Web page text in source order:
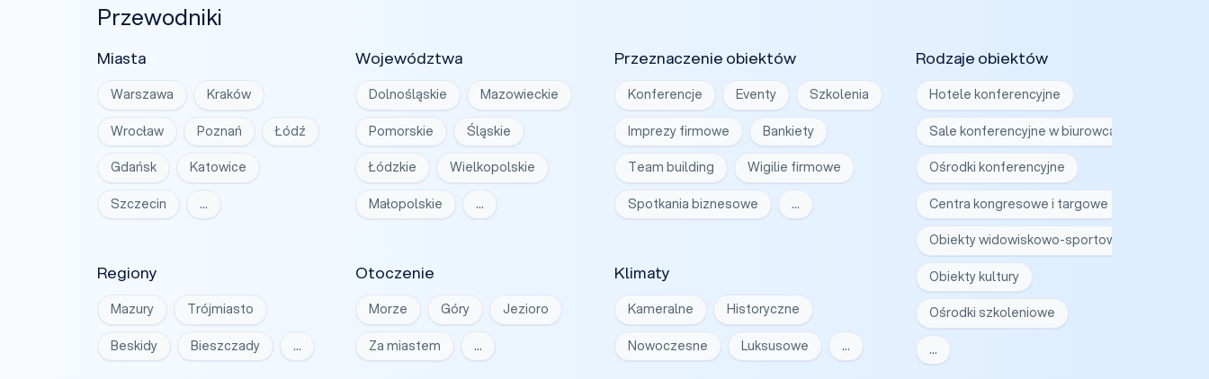
Przewodniki
Miasta
Warszawa Kraków
Wrocław Poznań Łódź
Gdańsk Katowice
Szczecin …
Województwa
Dolnośląskie Mazowieckie
Pomorskie Śląskie
Łódzkie Wielkopolskie
Małopolskie …
Regiony
Mazury Trójmiasto
Beskidy Bieszczady …
Otoczenie
Morze Góry Jezioro
Za miastem …
Klimaty
Kameralne Historyczne
Nowoczesne Luksusowe …
Przeznaczenie obiektów
Konferencje Eventy Szkolenia
Imprezy firmowe Bankiety
Team building Wigilie firmowe
Spotkania biznesowe …
Rodzaje obiektów
Hotele konferencyjne
Sale konferencyjne w biurowcach
Ośrodki konferencyjne
Centra kongresowe i targowe
Obiekty widowiskowo-sportowe
Obiekty kultury
Ośrodki szkoleniowe
…